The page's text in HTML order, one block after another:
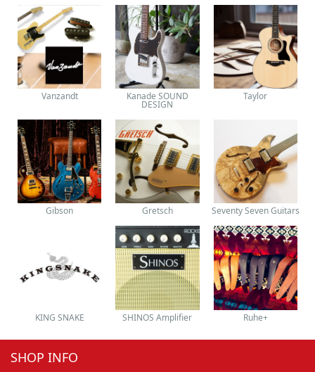
Vanzandt Kanade SOUND
DESIGN
Taylor
Gibson Gretsch Seventy Seven Guitars
KING SNAKE SHINOS Amplifier Ruhe+
SHOP INFO